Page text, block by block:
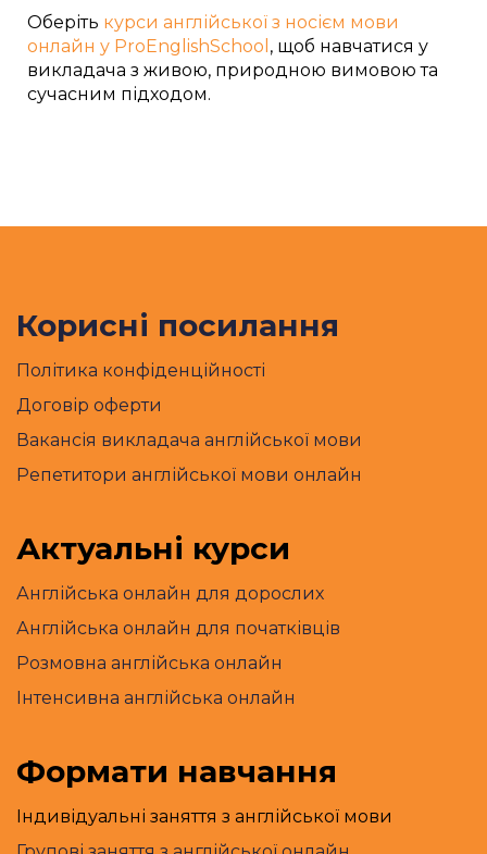
Оберіть курси англійської з носієм мови
онлайн у ProEnglishSchool , щоб навчатися у
викладача з живою, природною вимовою та
сучасним підходом.
Корисні посилання
Політика конфіденційності
Договір оферти
Вакансія викладача англійської мови
Репетитори англійської мови онлайн
Актуальні курси
Англійська онлайн для дорослих
Англійська онлайн для початківців
Розмовна англійська онлайн
Інтенсивна англійська онлайн
Формати навчання
Індивідуальні заняття з англійської мови